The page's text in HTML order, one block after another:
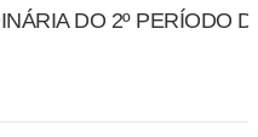
DO 2º PERÍODO